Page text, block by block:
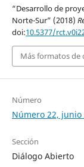
“Desarrollo de
Norte-Sur” (2018)
doi:10.5377/
Más formatos de
Número
Número 22, junio
Sección
Diálogo Abierto